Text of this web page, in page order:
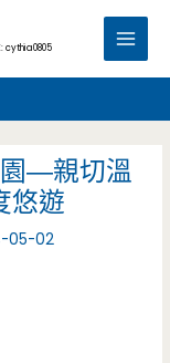
cythia0805
Main
—親切溫
悠遊
05-02